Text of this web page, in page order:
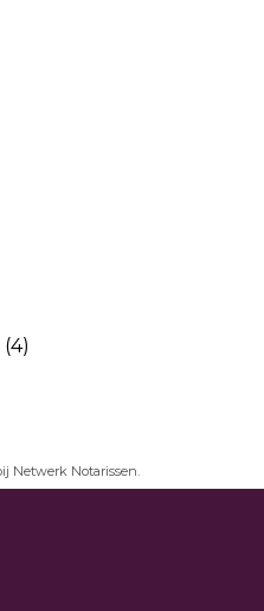
(4)
Netwerk Notarissen.